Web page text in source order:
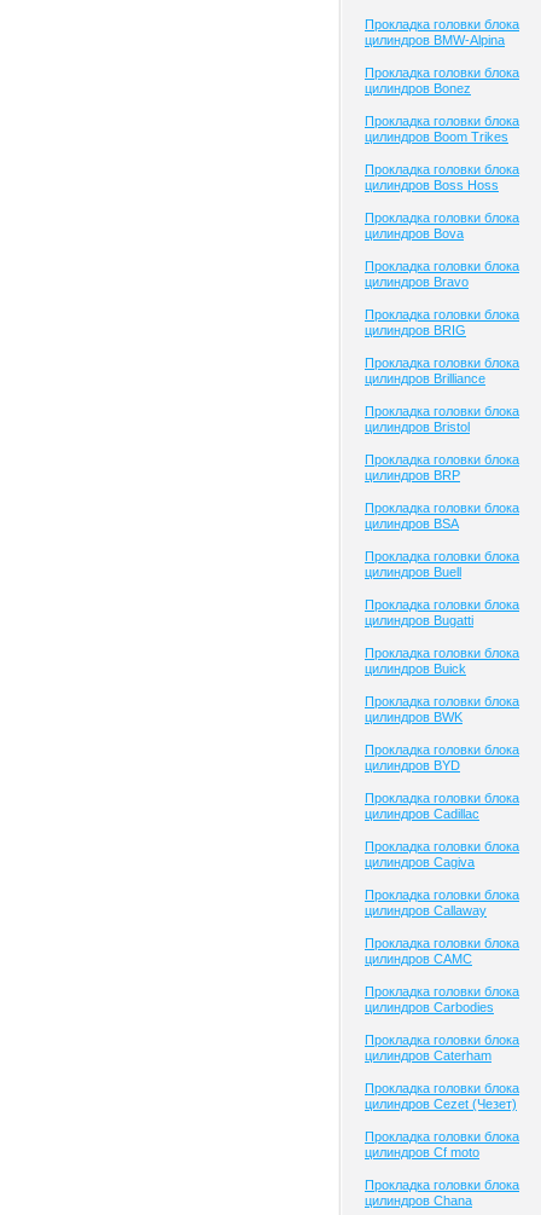
Прокладка головки блока
цилиндров BMW-Alpina
Прокладка головки блока
цилиндров Bonez
Прокладка головки блока
цилиндров Boom Trikes
Прокладка головки блока
цилиндров Boss Hoss
Прокладка головки блока
цилиндров Bova
Прокладка головки блока
цилиндров Bravo
Прокладка головки блока
цилиндров BRIG
Прокладка головки блока
цилиндров Brilliance
Прокладка головки блока
цилиндров Bristol
Прокладка головки блока
цилиндров BRP
Прокладка головки блока
цилиндров BSA
Прокладка головки блока
цилиндров Buell
Прокладка головки блока
цилиндров Bugatti
Прокладка головки блока
цилиндров Buick
Прокладка головки блока
цилиндров BWK
Прокладка головки блока
цилиндров BYD
Прокладка головки блока
цилиндров Cadillac
Прокладка головки блока
цилиндров Cagiva
Прокладка головки блока
цилиндров Callaway
Прокладка головки блока
цилиндров CAMC
Прокладка головки блока
цилиндров Carbodies
Прокладка головки блока
цилиндров Caterham
Прокладка головки блока
цилиндров Cezet (Чезет)
Прокладка головки блока
цилиндров Cf moto
Прокладка головки блока
цилиндров Chana